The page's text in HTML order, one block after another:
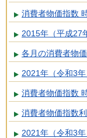
消費者物価指数
2015年（平成27
各月の消費者物
2021年（令和3
消費者物価指数
消費者物価指数
2021年（令和3